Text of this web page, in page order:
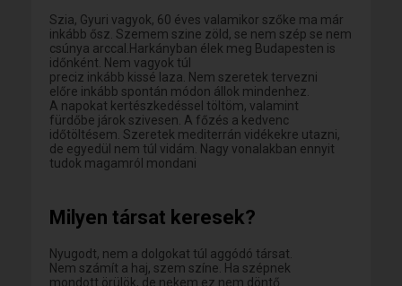
Szia, Gyuri vagyok, 60 éves valamikor szőke ma már
inkább ősz. Szemem szine zöld, se nem szép se nem
csúnya arccal.Harkányban élek meg Budapesten is
időnként. Nem vagyok túl
preciz inkább kissé laza. Nem szeretek tervezni
előre inkább spontán módon állok mindenhez.
A napokat kertészkedéssel töltöm, valamint
fürdőbe járok szivesen. A főzés a kedvenc
időtöltésem. Szeretek mediterrán vidékekre utazni,
de egyedül nem túl vidám. Nagy vonalakban ennyit
tudok magamról mondani
Milyen társat keresek?
Nyugodt, nem a dolgokat túl aggódó társat.
Nem számít a haj, szem színe. Ha szépnek
mondott örülök, de nekem ez nem döntő.